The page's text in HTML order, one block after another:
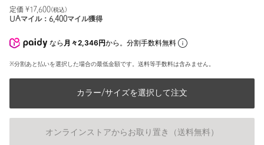
定価 ¥ 17,600(税込)
UAマイル： 6,400マイル獲得
なら 月々2,346円から。分割手数料無料
※分割あと払いを選択した場合の最低金額です。送料等手数料は含みません。
カラー/サイズを選択して注文
オンラインストアからお取り置き（送料無料）